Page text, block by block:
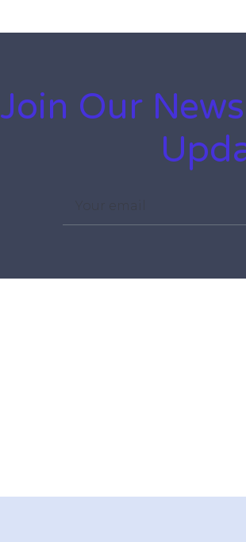
Join Our